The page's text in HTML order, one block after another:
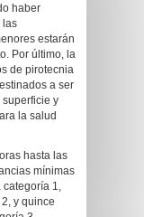
haber
las
estarán
Por último, la
de pirotecnia
a ser
y
la salud
hasta las
mínimas
categoría 1,
y quince